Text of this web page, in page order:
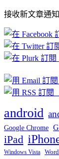
文
章
分
類
接收新文章通知
android
Google Chrome
iPad
Windows Vista